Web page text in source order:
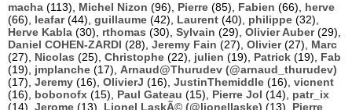
macha (113), Michel Nizon (96), Pierre (85), Fabien (66), herve
(66), leafar(44), guillaume (42), Laurent (40), philippe (32),
Herve Kabla (30), rthomas (30), Sylvain (29), Olivier Auber(29),
Daniel COHEN-ZARDI (28), Jeremy Fain (27), Olivier(27), Marc
(27), Nicolas (25), Christophe (22), julien (19), Patrick (19), Fab
(19), jmplanche (17), Arnaud@Thurudev (@arnaud_thurudev)
(17), Jeremy (16), OlivierJ (16), JustinThemiddle (16), vicnent
(16), bobonofx (15), Paul Gateau (15), Pierre Jol (14), patr_ix
(14), Jerome (13), Lionel LaskÃ© (@lionellaske) (13), Pierre